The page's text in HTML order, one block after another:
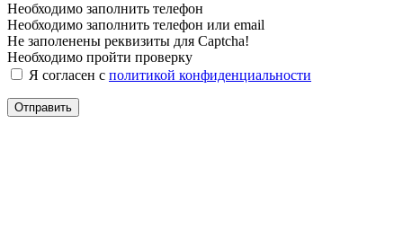
Необходимо заполнить телефон
Необходимо заполнить телефон или email
Не заполенены реквизиты для Captcha!
Необходимо пройти проверку
Я согласен с политикой конфиденциальности
Отправить